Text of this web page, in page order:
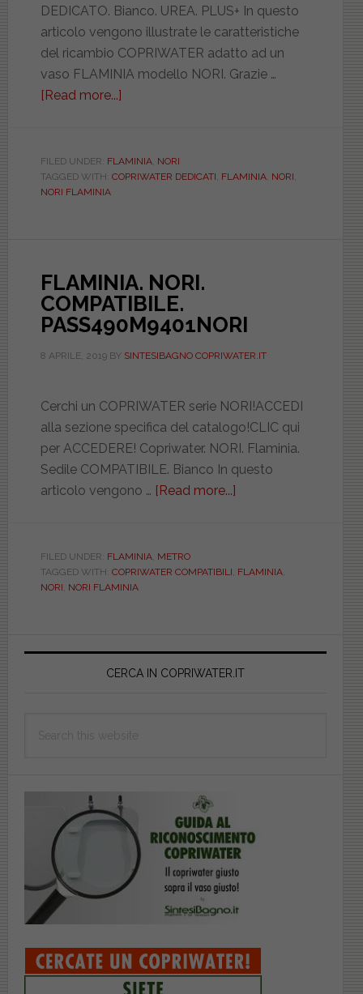
DEDICATO. Bianco. UREA. PLUS+ In questo
articolo vengono illustrate le caratteristiche
del ricambio COPRIWATER adatto ad un
vaso FLAMINIA modello NORI. Grazie …
[Read more...]
BIANCO.
DEDICATO.
FILED UNDER: FLAMINIA, NORI
TAGGED WITH: COPRIWATER DEDICATI FLAMINIA, NORI
NORI FLAMINIA
FLAMINIA. NORI.
COMPATIBILE.
PASS490M9401NORI
8 APRILE, 2019BY SINTESIBAGNO COPRIWATER.IT
Cerchi un COPRIWATER serie NORI!ACCEDI
alla sezione specifica del catalogo!CLIC qui
per ACCEDERE! Copriwater. NORI. Flaminia.
Sedile COMPATIBILE. Bianco In questo
articolo vengono … [Read more...]
FILED UNDER: FLAMINIA, METRO
TAGGED WITH: COPRIWATER COMPATIBILI FLAMINIA,
NORI NORI FLAMINIA
Primary
CERCA IN COPRIWATER.IT